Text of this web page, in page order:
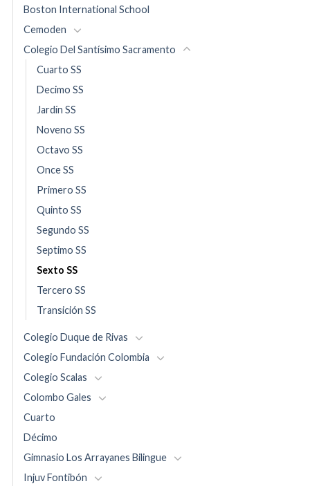
Boston International School
Cemoden
Colegio Del Santísimo Sacramento
Cuarto SS
Decimo SS
Jardín SS
Noveno SS
Octavo SS
Once SS
Primero SS
Quinto SS
Segundo SS
Septimo SS
Sexto SS
Tercero SS
Transición SS
Colegio Duque de Rivas
Colegio Fundación Colombia
Colegio Scalas
Colombo Gales
Cuarto
Décimo
Gimnasio Los Arrayanes Bilingue
Injuv Fontibón